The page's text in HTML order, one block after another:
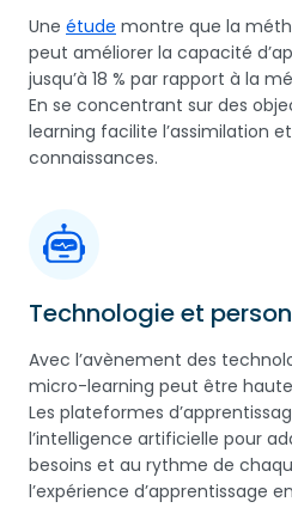
Une étude montre que la
peut améliorer la capacité
jusqu’à 18 % par rapport à la
En se concentrant sur des
learning facilite l’assimilation
connaissances.
Technologie et
Avec l’avènement des
micro-learning peut être
Les plateformes
l’intelligence artificielle pour
besoins et au rythme de
l’expérience d’apprentissage